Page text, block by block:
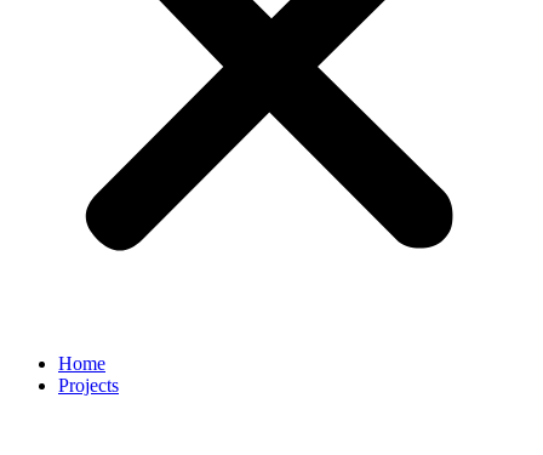
Home
Projects